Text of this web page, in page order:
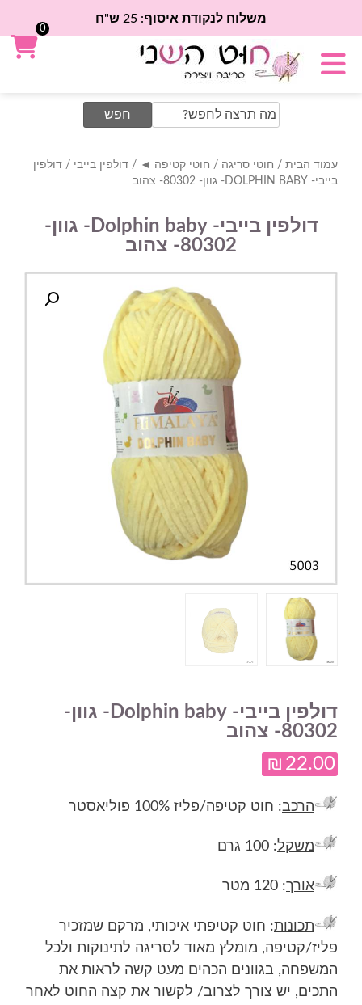
משלוח לנקודת איסוף: 25 ש"ח
Search
for:
עמוד הבית / חוטי סריגה / חוטי קטיפה ◄ / דולפין בייבי / דולפין
בייבי- DOLPHIN BABY- גוון- 80302- צהוב
דולפין בייבי- Dolphin baby- גוון-
80302- צהוב
דולפין בייבי- Dolphin baby- גוון-
80302- צהוב
₪ 22.00
הרכב: חוט קטיפה/פליז 100% פוליאסטר
משקל: 100 גרם
אורך: 120 מטר
תכונות: חוט קטיפתי איכותי, מרקם שמזכיר
פליז/קטיפה, מומלץ מאוד לסריגה לתינוקות ולכל
המשפחה, בגוונים הכהים מעט קשה לראות את
התכים, יש צורך לצרוב/ לקשור את קצה החוט לאחר
0